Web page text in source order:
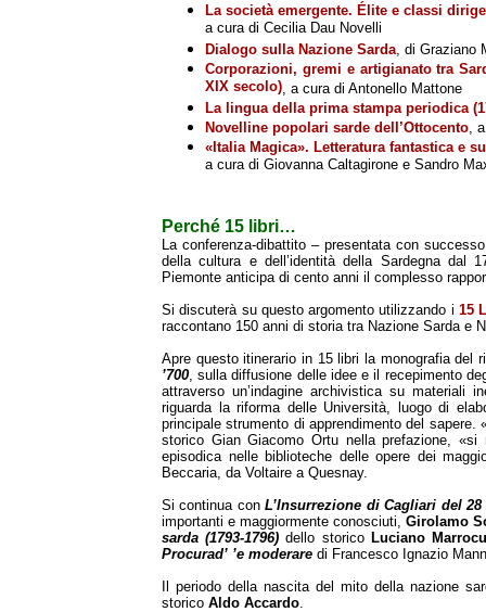
La società emergente. Élite e classi
a cura di Cecilia Dau Novelli
Dialogo sulla Nazione Sarda, di Graziano
Corporazioni, gremi e artigianato tra
XIX secolo), a cura di Antonello Mattone
La lingua della prima stampa periodica
Novelline popolari sarde dell’Ottocento,
«Italia Magica». Letteratura fantastica e
a cura di Giovanna Caltagirone e Sandro
Perché 15 libri…
La conferenza-dibattito – presentata con
della cultura e dell’identità della Sardegna dal
Piemonte anticipa di cento anni il complesso
Si discuterà su questo argomento utilizzando i 15
raccontano 150 anni di storia tra Nazione Sarda e
Apre questo itinerario in 15 libri la monografia del
’700, sulla diffusione delle idee e il recepimento
attraverso un’indagine archivistica su
riguarda la riforma delle Università, luogo di
principale strumento di apprendimento del sapere.
storico Gian Giacomo Ortu nella prefazione,
episodica nelle biblioteche delle opere dei
Beccaria, da Voltaire a Quesnay.
Si continua conL’Insurrezione di Cagliari del 28
importanti e maggiormente conosciuti, Girolamo
sarda (1793-1796) dello storico Luciano Marrocu
Procurad’ ’e moderare di Francesco Ignazio
Il periodo della nascita del mito della nazione
storico Aldo Accardo.